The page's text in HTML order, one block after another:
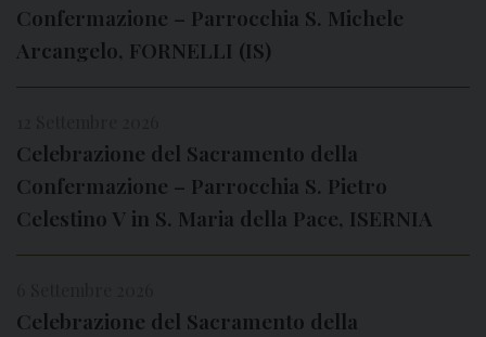
Confermazione – Parrocchia S. Michele
Arcangelo, FORNELLI (IS)
Celebrazione del Sacramento della
Confermazione – Parrocchia S. Pietro
Celestino V in S. Maria della Pace, ISERNIA
Celebrazione del Sacramento della